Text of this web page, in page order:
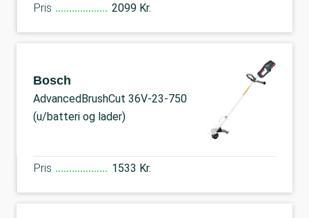
Pris 2099 Kr.
Bosch
AdvancedBrushCut 36V-23-750
(u/batteri og lader)
Pris 1533 Kr.